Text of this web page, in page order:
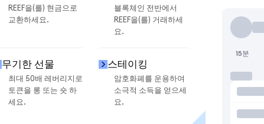
REEF을(를) 현금으로
교환하세요.
블록체인 전반에서
REEF을(를) 거래하세
요.
무기한 선물
최대 50배 레버리지로
토큰을 롱 또는 숏 하
세요.
스테이킹
암호화폐를 운용하여
소극적 소득을 얻으세
요.
15분